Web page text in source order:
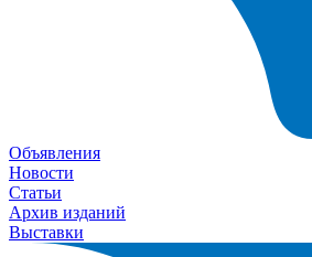
Объявления
Новости
Статьи
Архив изданий
Выставки